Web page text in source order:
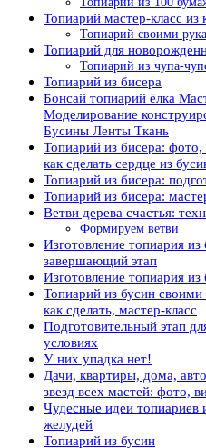
Топиарий мастер-класс из
Топиарий своими
Топиарий для
Топиарий из чупа-
Топиарий из бисера
Бонсай топиарий ёлка
Моделирование
Бусины Ленты Ткань
Топиарий из бисера:
как сделать сердце из
Топиарий из бисера:
Топиарий из бисера:
Ветви дерева счастья:
Формируем ветви
Изготовление топиария
завершающий этап
Изготовление топиария
Топиарий из бусин
как сделать, мастер-класс
Подготовительный этап
условиях
У них упадка нет!
Дачи, квартиры, дома,
звезд всех мастей: фото,
Чудесные идеи топиариев
желудей
Топиарий из бусин